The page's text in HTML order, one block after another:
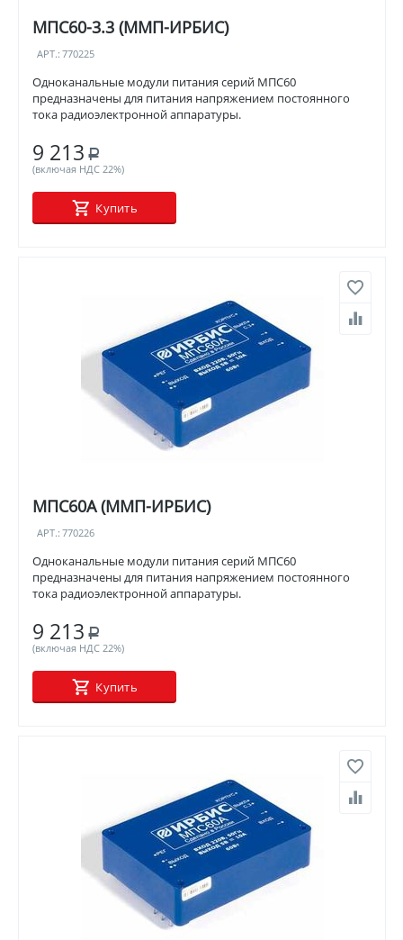
МПС60-3.3 (ММП-ИРБИС)
АРТ.: 770225
Одноканальные модули питания серий МПС60
предназначены для питания напряжением постоянного
тока радиоэлектронной аппаратуры.
9 213 Р
(включая НДС 22%)
Купить
МПС60А (ММП-ИРБИС)
АРТ.: 770226
Одноканальные модули питания серий МПС60
предназначены для питания напряжением постоянного
тока радиоэлектронной аппаратуры.
9 213 Р
(включая НДС 22%)
Купить